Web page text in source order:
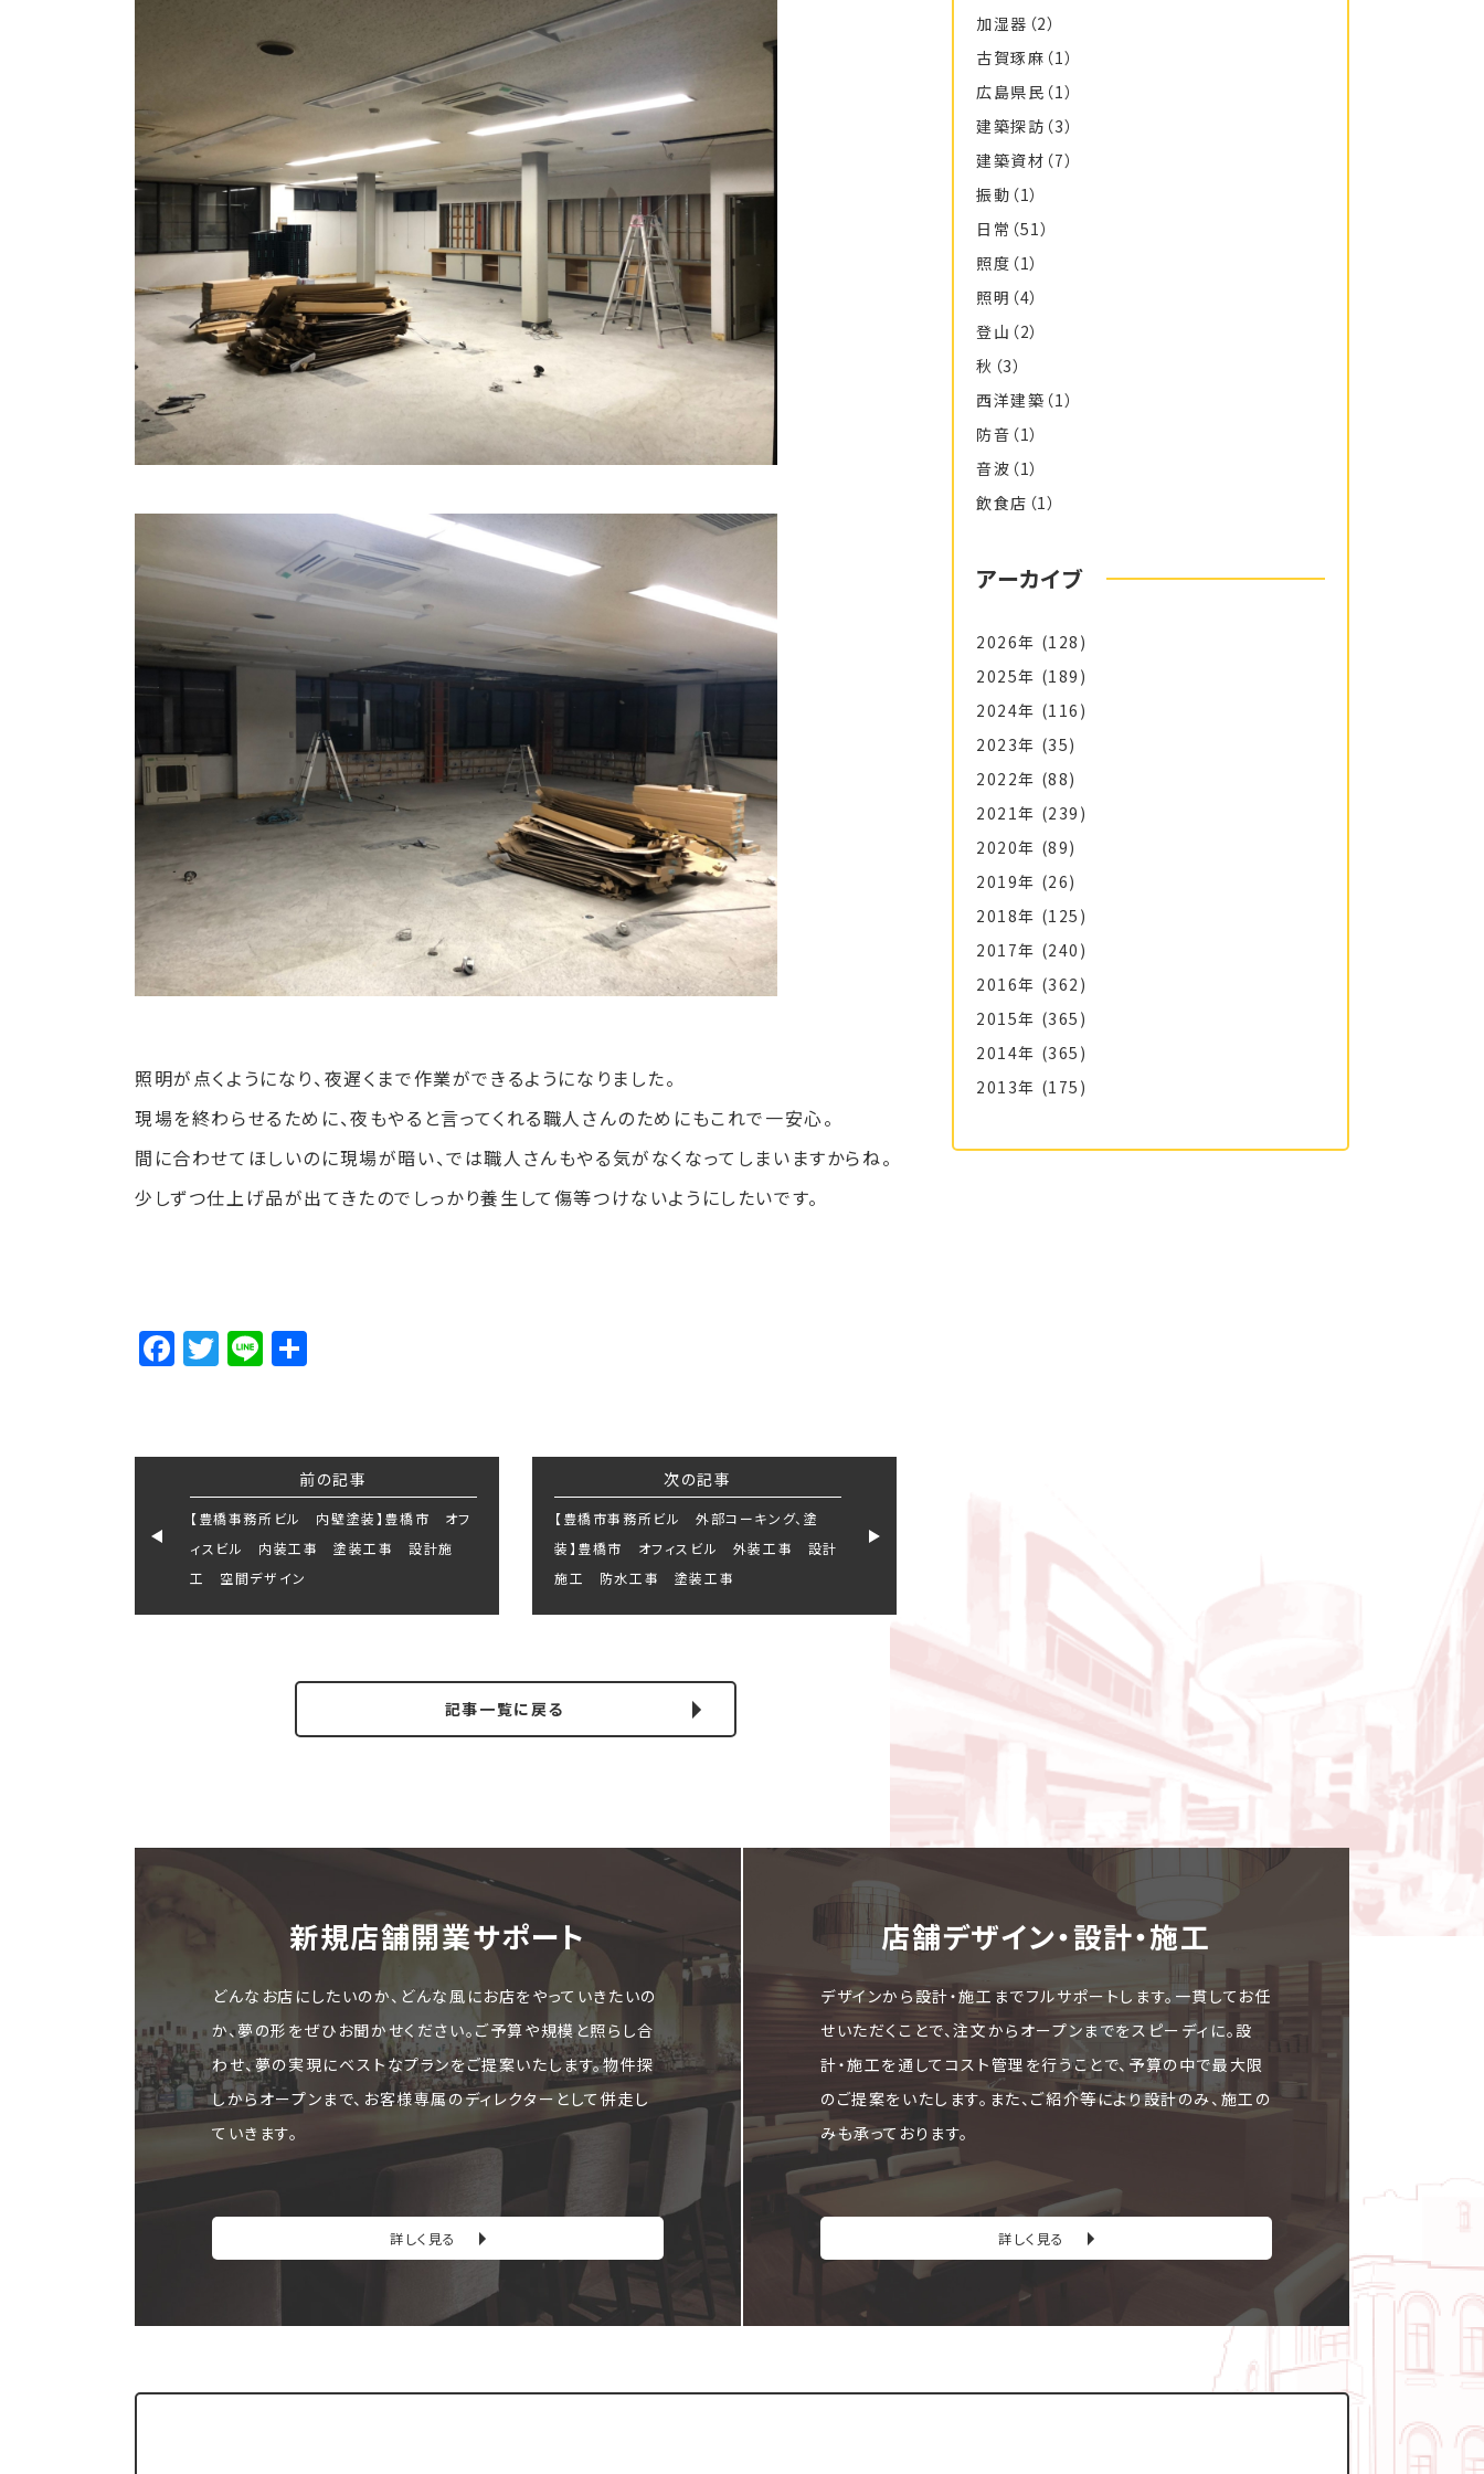
照明が点くようになり、夜遅くまで作業ができるようになりました。
現場を終わらせるために、夜もやると言ってくれる職人さんのためにもこれで一安心。
間に合わせてほしいのに現場が暗い、では職人さんもやる気がなくなってしまいますからね。
少しずつ仕上げ品が出てきたのでしっかり養生して傷等つけないようにしたいです。
Facebook
Twitter
Line
前の記事
【豊橋事務所ビル 内壁塗装】豊橋市 オフ
ィスビル 内装工事 塗装工事 設計施
工 空間デザイン
次の記事
【豊橋市事務所ビル 外部コーキング、塗
装】豊橋市 オフィスビル 外装工事 設計
施工 防水工事 塗装工事
記事一覧に戻る
加湿器 （2）
古賀琢麻 （1）
広島県民 （1）
建築探訪 （3）
建築資材 （7）
振動 （1）
日常 （51）
照度 （1）
照明 （4）
登山 （2）
秋 （3）
西洋建築 （1）
防音 （1）
音波 （1）
飲食店 （1）
アーカイブ
2026年 (128)
2025年 (189)
2024年 (116)
2023年 (35)
2022年 (88)
2021年 (239)
2020年 (89)
2019年 (26)
2018年 (125)
2017年 (240)
2016年 (362)
2015年 (365)
2014年 (365)
2013年 (175)
新規店舗開業サポート
どんなお店にしたいのか、どんな風にお店をやっていきたいの
か、夢の形をぜひお聞かせください。ご予算や規模と照らし合
わせ、夢の実現にベストなプランをご提案いたします。物件探
しからオープンまで、お客様専属のディレクターとして併走し
ていきます。
詳しく見る
店舗デザイン・設計・施⼯
デザインから設計・施工までフルサポートします。一貫してお任
せいただくことで、注文からオープンまでをスピーディに。設
計・施工を通してコスト管理を行うことで、予算の中で最大限
のご提案をいたします。また、ご紹介等により設計のみ、施工の
みも承っております。
詳しく見る